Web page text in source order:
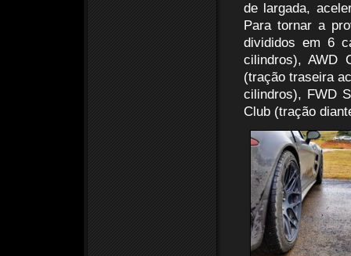
de largada,
Para tornar a
divididos em 6
cilindros), AWD
(tração traseira
cilindros), FWD
Club (tração